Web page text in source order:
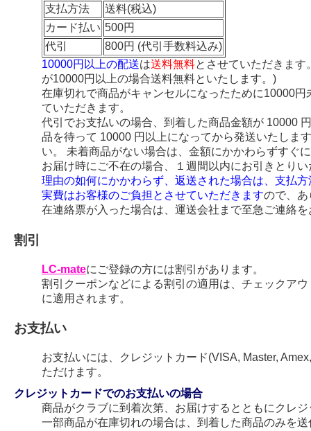
支払方法
送料(税込)
カード払い 500円
代引
800円 (代引手数料込み)
10000円以上の配送は送料無料とさせていただきま
が10000円以上の場合送料無料といたします。)
在庫切れで商品がキャンセルになったために10000
ていただきます。
代引でお支払いの場合、到着した商品金額が 10000
品を待って 10000 円以上になってから発送いたしま
い。 未着商品がない場合は、金額にかかわらずすぐ
お届け時にご不在の場合、１週間以内にお引きとり
理由の如何にかかわらず、返送された場合は、支払
実費はお客様のご負担とさせていただきますので、あ
在連絡票が入った場合は、運送会社まで至急ご連絡
割引
LC-mateにご登録の方には割引があります。
割引クーポンなどによる割引の適用は、チェックア
に適用されます。
お支払い
お支払いには、クレジットカード(VISA, Master,
ただけます。
クレジットカードでのお支払いの場合
商品がクラブに到着次第、お届けするとともにクレ
一部商品が在庫切れの場合は、到着した商品のみを